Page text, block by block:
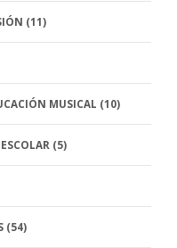
(11)
MUSICAL (10)
(5)
(54)